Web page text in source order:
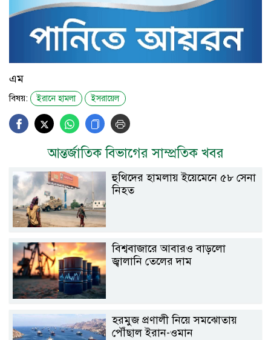
এম
বিষয়: ইরানে হামলা ইসরায়েল
আন্তর্জাতিক বিভাগের সাম্প্রতিক খবর
হুথিদের হামলায় ইয়েমেনে ৫৮ সেনা
নিহত
বিশ্ববাজারে আবারও বাড়লো
জ্বালানি তেলের দাম
হরমুজ প্রণালী নিয়ে সমঝোতায়
পৌঁছাল ইরান-ওমান